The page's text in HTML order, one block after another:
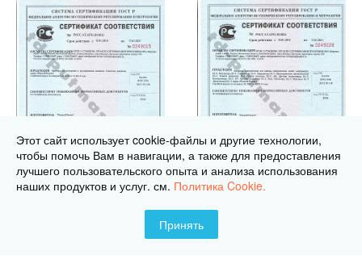
Этот сайт использует cookie-файлы и другие технологии,
чтобы помочь Вам в навигации, а также для предоставления
лучшего пользовательского опыта и анализа использования
наших продуктов и услуг. см. Политика Cookie.
Принять